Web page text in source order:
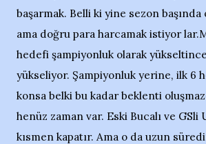
başarmak. Belli ki yine sezon
ama doğru para harcamak istiyor
hedefi şampiyonluk olarak
yükseliyor. Şampiyonluk yerine, ilk 6
konsa belki bu kadar beklenti
henüz zaman var. Eski Bucalı ve GSli
kısmen kapatır. Ama o da uzun